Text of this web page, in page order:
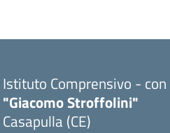
Istituto Comprensivo -
"Giacomo Stroffolini"
Casapulla (CE)